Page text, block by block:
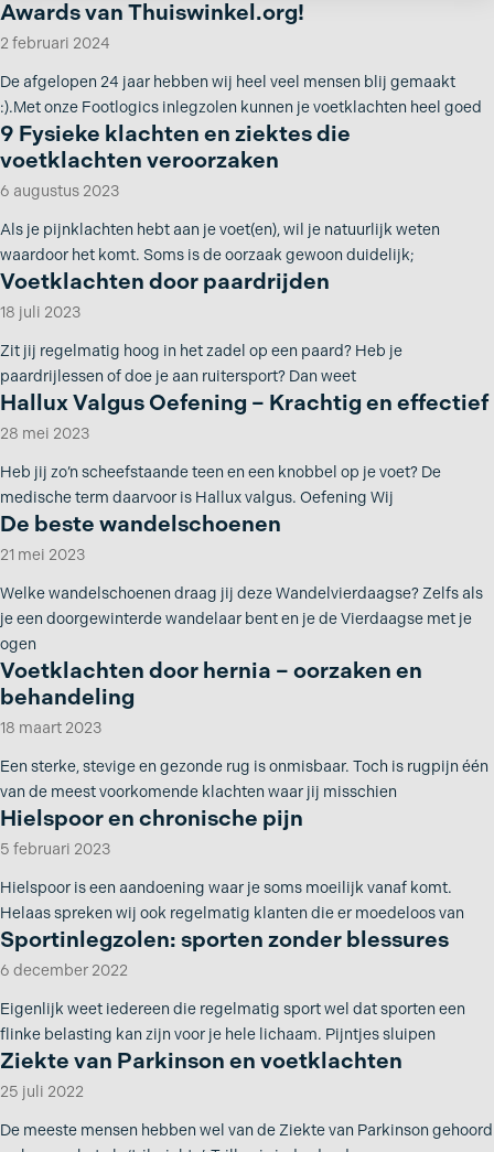
Awards van Thuiswinkel.org!
2 februari 2024
De afgelopen 24 jaar hebben wij heel veel mensen blij gemaakt
:).Met onze Footlogics inlegzolen kunnen je voetklachten heel goed
9 Fysieke klachten en ziektes die
voetklachten veroorzaken
6 augustus 2023
Als je pijnklachten hebt aan je voet(en), wil je natuurlijk weten
waardoor het komt. Soms is de oorzaak gewoon duidelijk;
Voetklachten door paardrijden
18 juli 2023
Zit jij regelmatig hoog in het zadel op een paard? Heb je
paardrijlessen of doe je aan ruitersport? Dan weet
Hallux Valgus Oefening – Krachtig en effectief
28 mei 2023
Heb jij zo’n scheefstaande teen en een knobbel op je voet? De
medische term daarvoor is Hallux valgus. Oefening Wij
De beste wandelschoenen
21 mei 2023
Welke wandelschoenen draag jij deze Wandelvierdaagse? Zelfs als
je een doorgewinterde wandelaar bent en je de Vierdaagse met je
ogen
Voetklachten door hernia – oorzaken en
behandeling
18 maart 2023
Een sterke, stevige en gezonde rug is onmisbaar. Toch is rugpijn één
van de meest voorkomende klachten waar jij misschien
Hielspoor en chronische pijn
5 februari 2023
Hielspoor is een aandoening waar je soms moeilijk vanaf komt.
Helaas spreken wij ook regelmatig klanten die er moedeloos van
Sportinlegzolen: sporten zonder blessures
6 december 2022
Eigenlijk weet iedereen die regelmatig sport wel dat sporten een
flinke belasting kan zijn voor je hele lichaam. Pijntjes sluipen
Ziekte van Parkinson en voetklachten
25 juli 2022
De meeste mensen hebben wel van de Ziekte van Parkinson gehoord